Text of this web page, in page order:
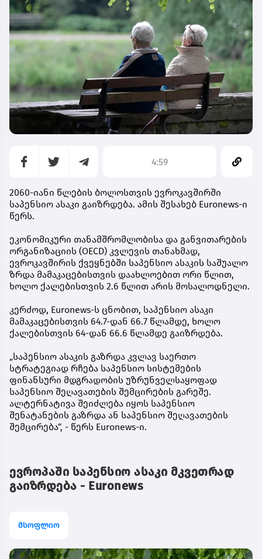
4:59
2060-იანი წლების ბოლოსთვის ევროკავშირში
საპენსიო ასაკი გაიზრდება. ამის შესახებ Euronews-ი
წერს.
ეკონომიკური თანამშრომლობისა და განვითარების
ორგანიზაციის (OECD) კვლევის თანახმად,
ევროკავშირის ქვეყნებში საპენსიო ასაკის საშუალო
ზრდა მამაკაცებისთვის დაახლოებით ორი წლით,
ხოლო ქალებისთვის 2.6 წლით არის მოსალოდნელი.
კერძოდ, Euronews-ს ცნობით, საპენსიო ასაკი
მამაკაცებისთვის 64.7-დან 66.7 წლამდე, ხოლო
ქალებისთვის 64-დან 66.6 წლამდე გაიზრდება.
„საპენსიო ასაკის გაზრდა კვლავ საერთო
სტრატეგიად რჩება საპენსიო სისტემების
ფინანსური მდგრადობის უზრუნველსაყოფად
საპენსიო შეღავათების შემცირების გარეშე.
ალტერნატივა შეიძლება იყოს საპენსიო
შენატანების გაზრდა ან საპენსიო შეღავათების
შემცირება“, - წერს Euronews-ი.
ევროპაში საპენსიო ასაკი მკვეთრად
გაიზრდება - Euronews
მსოფლიო